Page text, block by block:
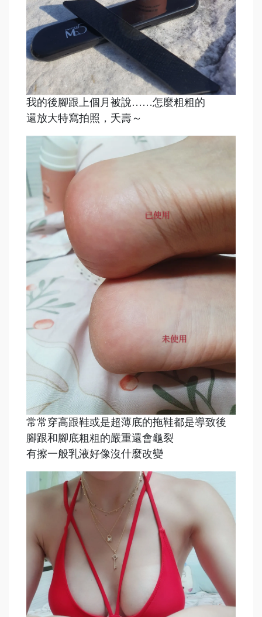
我的後腳跟上個月被說……怎麼粗粗的
還放大特寫拍照，夭壽～
常常穿高跟鞋或是超薄底的拖鞋都是導致後
腳跟和腳底粗粗的嚴重還會龜裂
有擦一般乳液好像沒什麼改變